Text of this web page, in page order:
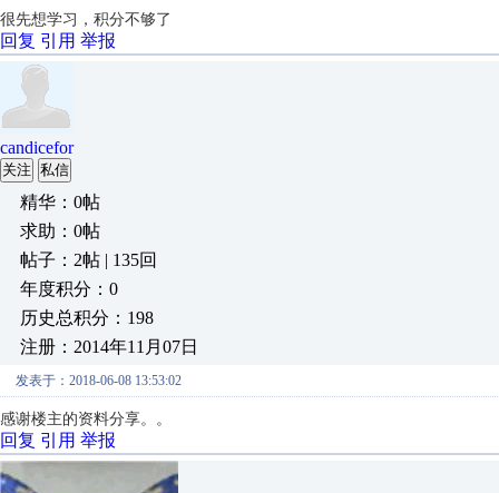
很先想学习，积分不够了
回复 引用 举报
candicefor
关注 私信
精华：0帖
求助：0帖
帖子：2帖 | 135回
年度积分：0
历史总积分：198
注册：2014年11月07日
发表于：2018-06-08 13:53:02
感谢楼主的资料分享。。
回复 引用 举报